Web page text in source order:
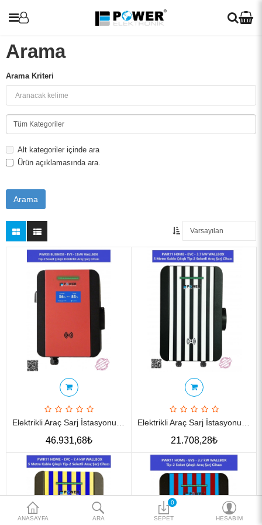
UPS
Araç Şarj Cihazları
İnvertörler
Solar Paneller
Voltaj Regülatörleri
Katalog
Teklif al
ANASAYFA ARA
0
SEPET HESABIM
Arama
Arama Kriteri
Alt kategoriler içinde ara
Ürün açıklamasında ara.
46.931,68₺ 21.708,28₺